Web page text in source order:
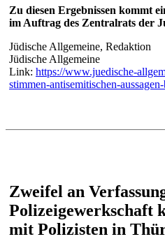
Zu diesen Ergebnissen kommt
im Auftrag des Zentralrats der
Jüdische Allgemeine, Redaktion
Jüdische Allgemeine
Link: https://www.juedische-
stimmen-antisemitischen-
Zweifel an
Polizeigewerkschaft
mit Polizisten in